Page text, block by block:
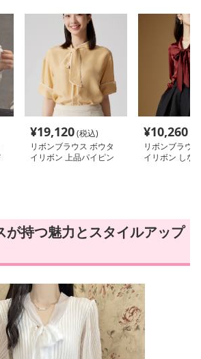
¥19,120(税込)
リボンブラウス ボウタ
イリボン 上品パイピン
¥10,260
リボンブラウ
イリボン しな
が持つ魅力とスタイルアップ